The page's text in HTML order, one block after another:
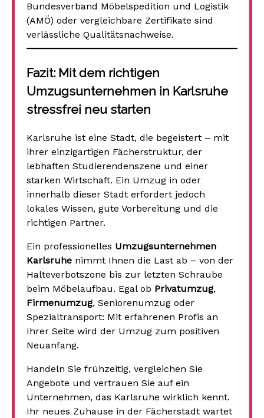
Bundesverband Möbelspedition und Logistik
(AMÖ) oder vergleichbare Zertifikate sind
verlässliche Qualitätsnachweise.
Fazit: Mit dem richtigen
Umzugsunternehmen in Karlsruhe
stressfrei neu starten
Karlsruhe ist eine Stadt, die begeistert – mit
ihrer einzigartigen Fächerstruktur, der
lebhaften Studierendenszene und einer
starken Wirtschaft. Ein Umzug in oder
innerhalb dieser Stadt erfordert jedoch
lokales Wissen, gute Vorbereitung und die
richtigen Partner.
Ein professionelles Umzugsunternehmen
Karlsruhe nimmt Ihnen die Last ab – von der
Halteverbotszone bis zur letzten Schraube
beim Möbelaufbau. Egal ob Privatumzug,
Firmenumzug, Seniorenumzug oder
Spezialtransport: Mit erfahrenen Profis an
Ihrer Seite wird der Umzug zum positiven
Neuanfang.
Handeln Sie frühzeitig, vergleichen Sie
Angebote und vertrauen Sie auf ein
Unternehmen, das Karlsruhe wirklich kennt.
Ihr neues Zuhause in der Fächerstadt wartet